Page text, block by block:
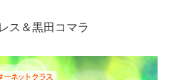
ス＆黒田コマラ